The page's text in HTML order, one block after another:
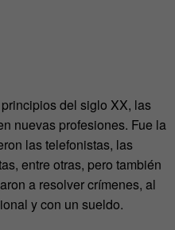
del siglo XX, las
nuevas profesiones. Fue la
las telefonistas, las
entre otras, pero también
a resolver crímenes, al
y con un sueldo.